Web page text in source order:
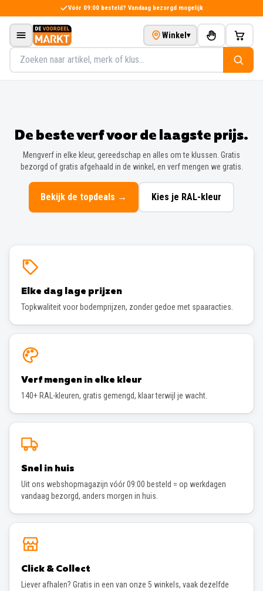
Direct naar de inhoudVóór 09:00 besteld? Vandaag bezorgd mogelijk
Zoeken in het assortiment
Winkel ▾
De beste verf voor de laagste prijs.
Mengverf in elke kleur, gereedschap en alles om te klussen. Gratis
bezorgd of gratis afgehaald in de winkel, en verf mengen we gratis.
Bekijk de topdeals → Kies je RAL-kleur
Elke dag lage prijzen
Topkwaliteit voor bodemprijzen, zonder gedoe met spaaracties.
Verf mengen in elke kleur
140+ RAL-kleuren, gratis gemengd, klaar terwijl je wacht.
Snel in huis
Uit ons webshopmagazijn vóór 09:00 besteld = op werkdagen
vandaag bezorgd, anders morgen in huis.
Click & Collect
Liever afhalen? Gratis in een van onze 5 winkels, vaak dezelfde